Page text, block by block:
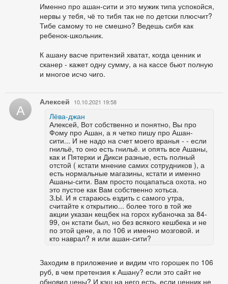
Именно про ашан-сити и это мужик типа успокойся,
нервы у тебя, чё то тибя так не по детски плюсчит?
Тибе самому то не смешно? Ведешь сибя как
ребенок-школьник.
К ашану васче притензий хватат, когда ценник и
сканер - кажет одну сумму, а на кассе бьют полную
и многое исчо чиго.
А Алексей 10.10.2021 19:58
Лёва-джан
Алексей, Вот собственно и понятно, Вы про
Фому про Ашан, а я четко пишу про Ашан-
сити... И не надо на счет моего вранья - - если
гнильё, то оно есть гнильё. и опять все Ашаны,
как и Пятерки и Дикси разные, есть полный
отстой ( кстати мнение самих сотрудников ), а
есть нормальные магазины, кстати и именно
Ашаны-сити. Вам просто поцапатьса охота. но
это пустое как Вам собственно хотьса.
З.Ы. И я стараюсь ездить с самого утра,
считайте к открытию... более того в той же
акции указан кещбек на горох кубаночка за 84-
99, он кстати был, но без всякого кешбека и не
по этой цене, а по 106 и именно мозговой. и
кто наврал? я или ашан-сити?
Заходим в приложение и видим что горошек по 106
руб, в чем претензия к Ашану? если это сайт не
обновил цены? И кэш на него есть, если ценник не